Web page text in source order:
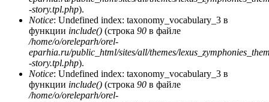
-story.tpl.php).
Notice: Undefined index: taxonomy_vocabulary_3 в
функции include() (строка 90 в файле
/home/o/oreleparh/orel-
eparhia.ru/public_html/sites/all/themes/
-story.tpl.php).
Notice: Undefined index: taxonomy_vocabulary_3 в
функции include() (строка 90 в файле
/home/o/oreleparh/orel-